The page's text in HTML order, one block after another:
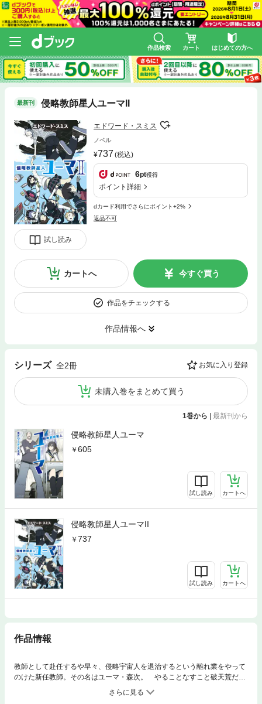
作品検索 カート はじめての方へ
最新刊 侵略教師星人ユーマII
試し読み
エドワード・スミス
ノベル
737 (税込)
6pt獲得
ポイント詳細
dカード利用でさらにポイント+2%
返品不可
カートへ 今すぐ買う
作品をチェックする
作品情報へ
シリーズ 全2冊 お気に入り登録
未購入巻をまとめて買う
1巻から | 最新刊から
侵略教師星人ユーマ
605
試し読み カートへ
侵略教師星人ユーマII
737
試し読み カートへ
作品情報
教師として赴任するや早々、侵略宇宙人を退治するという離れ業をやって
のけた新任教師。その名はユーマ・森次。 やることなすこと破天荒だ
が、筋の通った教師道を突き進むユーマを生徒たちは慕っている。教師以
上の想いを抱く少女もいるが。 あの事件からほどなく、宇宙人が退去し